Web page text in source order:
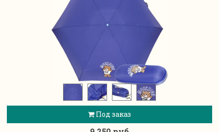
Под заказ